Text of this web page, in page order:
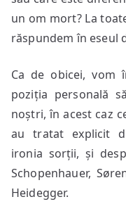
un om mort? La
răspundem în eseul
Ca de obicei, vom
poziția personală
noștri, în acest caz
au tratat explicit
ironia sorții, și
Schopenhauer,
Heidegger.